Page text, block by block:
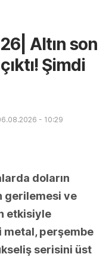
Altın son
Şimdi
- 10:29
doların
gerilemesi ve
etkisiyle
metal, perşembe
serisini üst